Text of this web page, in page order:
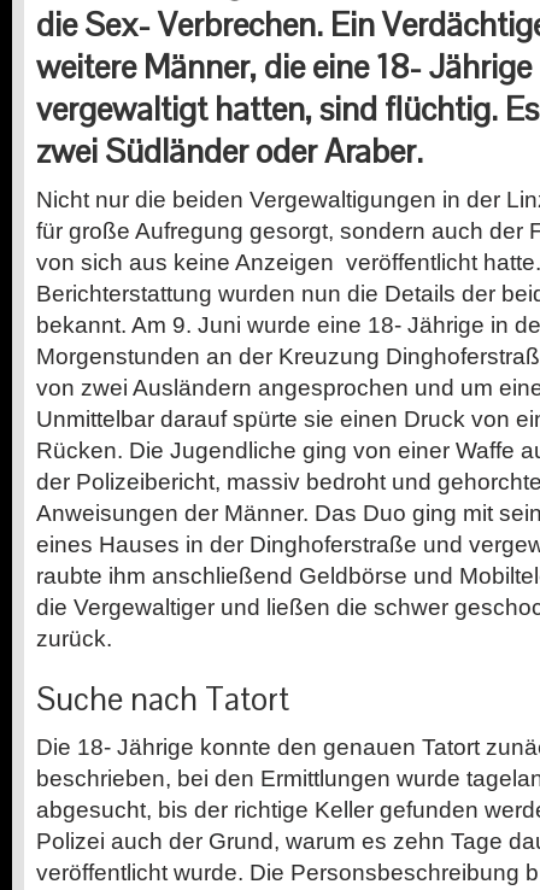
dieSex-Verbrechen. Ein
weitere Männer, die eine18-Jährige
vergewaltigt hatten, sind flüchtig.
zwei Südländer oder Araber.
Nicht nur die beiden Vergewaltigungen in der
für große Aufregung gesorgt, sondern auch der
von sich aus keine Anzeigen veröffentlicht
Berichterstattung wurden nun die Details der
bekannt. Am 9. Juni wurde eine 18- Jährige in
Morgenstunden an der Kreuzung
von zwei Ausländern angesprochen und um
Unmittelbar darauf spürte sie einen Druck von
Rücken. Die Jugendliche ging von einer Waffe
der Polizeibericht, massiv bedroht und
Anweisungen der Männer. Das Duo ging mit
eines Hauses in der Dinghoferstraße und
raubte ihm anschließend Geldbörse und
die Vergewaltiger und ließen die schwer
zurück.
Suche nach Tatort
Die 18- Jährige konnte den genauen Tatort
beschrieben, bei den Ermittlungen wurde
abgesucht, bis der richtige Keller gefunden
Polizei auch der Grund, warum es zehn Tage
veröffentlicht wurde. Die Personsbeschreibung